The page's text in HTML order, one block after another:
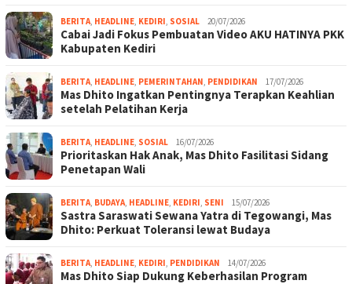
BERITA, HEADLINE, KEDIRI, SOSIAL 20/07/2026
Cabai Jadi Fokus Pembuatan Video AKU HATINYA PKK
Kabupaten Kediri
BERITA, HEADLINE, PEMERINTAHAN, PENDIDIKAN 17/07/2026
Mas Dhito Ingatkan Pentingnya Terapkan Keahlian
setelah Pelatihan Kerja
BERITA, HEADLINE, SOSIAL 16/07/2026
Prioritaskan Hak Anak, Mas Dhito Fasilitasi Sidang
Penetapan Wali
BERITA, BUDAYA, HEADLINE, KEDIRI, SENI 15/07/2026
Sastra Saraswati Sewana Yatra di Tegowangi, Mas
Dhito: Perkuat Toleransi lewat Budaya
BERITA, HEADLINE, KEDIRI, PENDIDIKAN 14/07/2026
Mas Dhito Siap Dukung Keberhasilan Program